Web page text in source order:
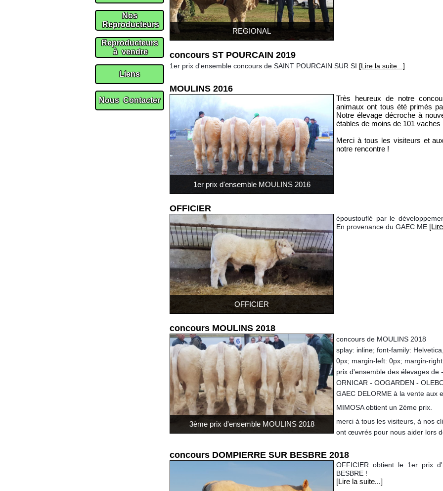
REGIONAL
concours ST POURCAIN 2019
1er prix d'ensemble concours de SAINT POURCAIN SUR SI [Lire la suite...]
MOULINS 2016
1er prix d'ensemble MOULINS 2016
Très heureux de notre
animaux ont tous été primés
Notre élevage décroche à
étables de moins de 101 vaches
Merci à tous les visiteurs et
notre rencontre !
OFFICIER
OFFICIER
époustouflé par le
En provenance du GAEC ME
concours MOULINS 2018
3ème prix d'ensemble MOULINS 2018
concours de MOULINS 2018
splay: inline; font-family:
0px; margin-left: 0px; margin-
prix d'ensemble des élevages de
ORNICAR - OOGARDEN -
GAEC DELORME à la vente aux
MIMOSA obtient un 2ème prix.
merci à tous les visiteurs, à nos
ont œuvrés pour nous aider lors
concours DOMPIERRE SUR BESBRE 2018
OFFICIER obtient le 1er prix
BESBRE !
[Lire la suite...]